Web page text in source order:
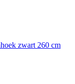
zwart 260 cm